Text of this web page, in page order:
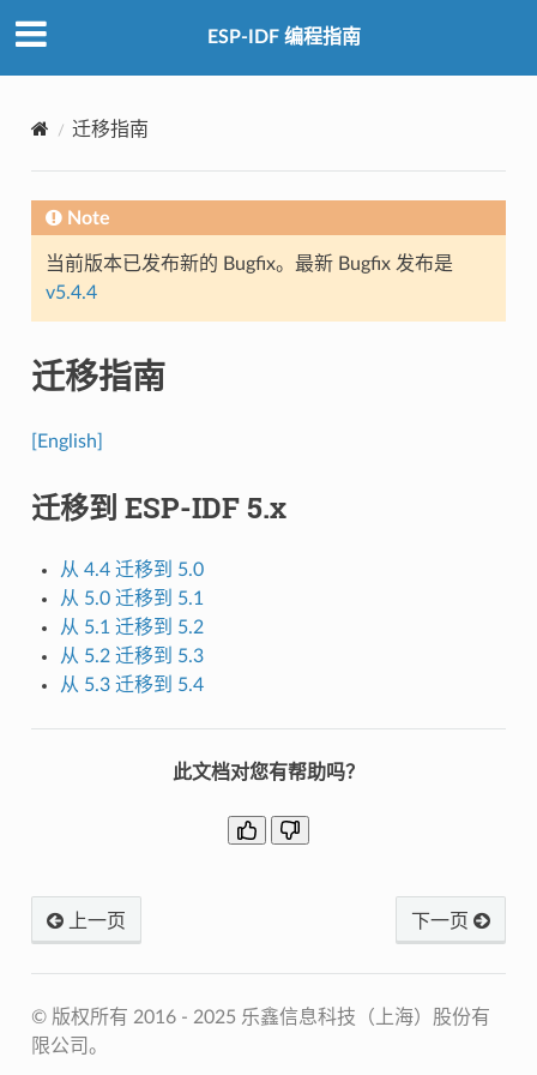
ESP-IDF 编程指南
迁移指南
Note
当前版本已发布新的 Bugfix。最新 Bugfix 发布是
v5.4.4
迁移指南
[English]
迁移到 ESP-IDF 5.x
从 4.4 迁移到 5.0
从 5.0 迁移到 5.1
从 5.1 迁移到 5.2
从 5.2 迁移到 5.3
从 5.3 迁移到 5.4
此文档对您有帮助吗？
上一页 下一页
© 版权所有 2016 - 2025 乐鑫信息科技（上海）股份有
限公司。